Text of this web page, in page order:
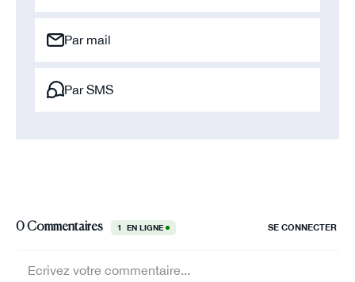
Par mail
Par SMS